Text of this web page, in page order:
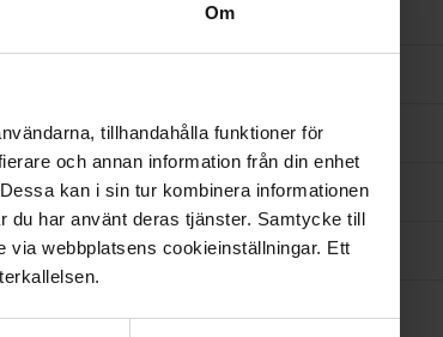
Om
tillhandahålla funktioner för
och annan information från din enhet
kan i sin tur kombinera informationen
du har använt deras tjänster. Samtycke till
webbplatsens cookieinställningar. Ett
08:30
Torsdag 08:30-18:00
Fredag 08:30-18:00
Lördag Stängt